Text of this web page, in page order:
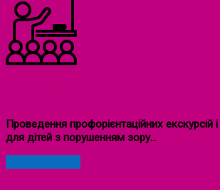
Проведення профорієнтаційних екскурсій
для дітей з порушенням зору…